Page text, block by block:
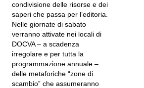
condivisione delle risorse e dei
saperi che passa per l’editoria.
Nelle giornate di sabato
verranno attivate nei locali di
DOCVA – a scadenza
irregolare e per tutta la
programmazione annuale –
delle metaforiche “zone di
scambio” che assumeranno